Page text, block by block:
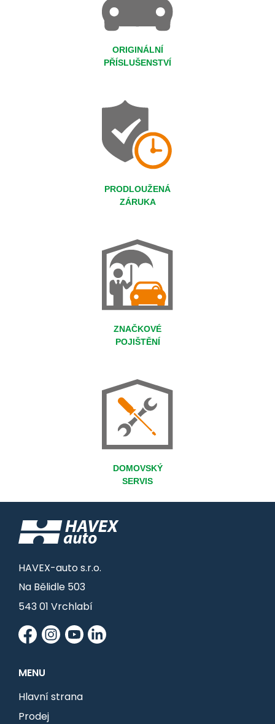
ORIGINÁLNÍ
PŘÍSLUŠENSTVÍ
PRODLOUŽENÁ
ZÁRUKA
ZNAČKOVÉ
POJIŠTĚNÍ
DOMOVSKÝ
SERVIS
HAVEX-auto s.r.o.
Na Bělidle 503
543 01 Vrchlabí
MENU
Hlavní strana
Prodej